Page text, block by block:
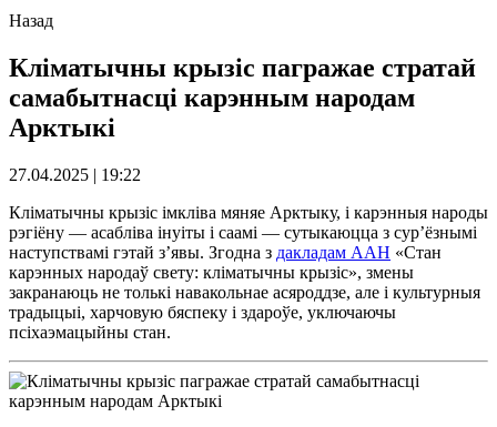
Назад
Кліматычны крызіс пагражае стратай
самабытнасці карэнным народам
Арктыкі
27.04.2025 | 19:22
Кліматычны крызіс імкліва мяняе Арктыку, і карэнныя народы
рэгіёну — асабліва інуіты і саамі — сутыкаюцца з сур’ёзнымі
наступствамі гэтай з’явы. Згодна з дакладам ААН «Стан
карэнных народаў свету: кліматычны крызіс», змены
закранаюць не толькі навакольнае асяроддзе, але і культурныя
традыцыі, харчовую бяспеку і здароўе, уключаючы
псіхаэмацыйны стан.